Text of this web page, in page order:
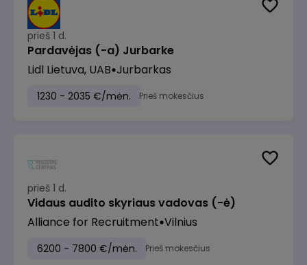
prieš 1 d.
Pardavėjas (-a) Jurbarke
Lidl Lietuva, UAB Jurbarkas
1230 - 2035 €/mėn. Prieš mokesčius
prieš 1 d.
Vidaus audito skyriaus vadovas (-ė)
Alliance for Recruitment Vilnius
6200 - 7800 €/mėn. Prieš mokesčius